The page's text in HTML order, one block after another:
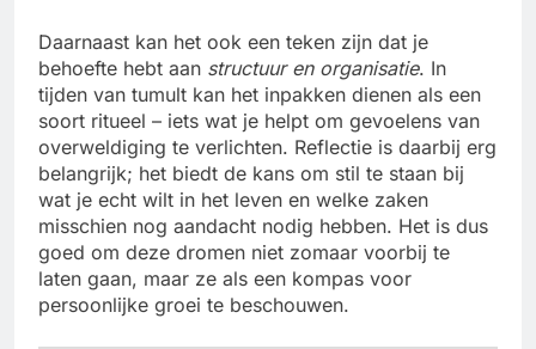
Daarnaast kan het ook een teken zijn dat je
behoefte hebt aan structuur en organisatie. In
tijden van tumult kan het inpakken dienen als een
soort ritueel – iets wat je helpt om gevoelens van
overweldiging te verlichten. Reflectie is daarbij erg
belangrijk; het biedt de kans om stil te staan bij
wat je echt wilt in het leven en welke zaken
misschien nog aandacht nodig hebben. Het is dus
goed om deze dromen niet zomaar voorbij te
laten gaan, maar ze als een kompas voor
persoonlijke groei te beschouwen.